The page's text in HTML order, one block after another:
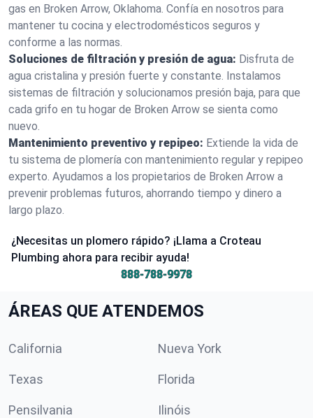
gas en Broken Arrow, Oklahoma. Confía en nosotros para
mantener tu cocina y electrodomésticos seguros y
conforme a las normas.
Soluciones de filtración y presión de agua: Disfruta de
agua cristalina y presión fuerte y constante. Instalamos
sistemas de filtración y solucionamos presión baja, para que
cada grifo en tu hogar de Broken Arrow se sienta como
nuevo.
Mantenimiento preventivo y repipeo: Extiende la vida de
tu sistema de plomería con mantenimiento regular y repipeo
experto. Ayudamos a los propietarios de Broken Arrow a
prevenir problemas futuros, ahorrando tiempo y dinero a
largo plazo.
¿Necesitas un plomero rápido? ¡Llama a Croteau
Plumbing ahora para recibir ayuda!
888-788-9978
ÁREAS QUE ATENDEMOS
California Nueva York
Texas Florida
Pensilvania Ilinóis